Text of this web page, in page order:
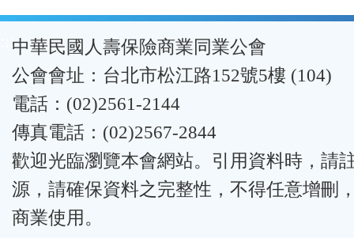
:::中華民國人壽保險商業同業公會
公會會址：台北市松江路152號5樓 (104)
電話：(02)2561-2144
傳真電話：(02)2567-2844
歡迎光臨瀏覽本會網站。引用資料時，請
源，請確保資料之完整性，不得任意增刪
商業使用。